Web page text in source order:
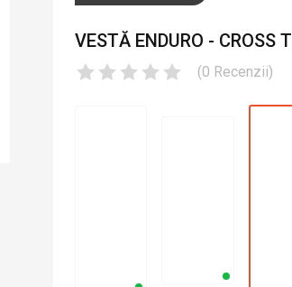
VESTĂ ENDURO - CROSS
(0 Recenzii)